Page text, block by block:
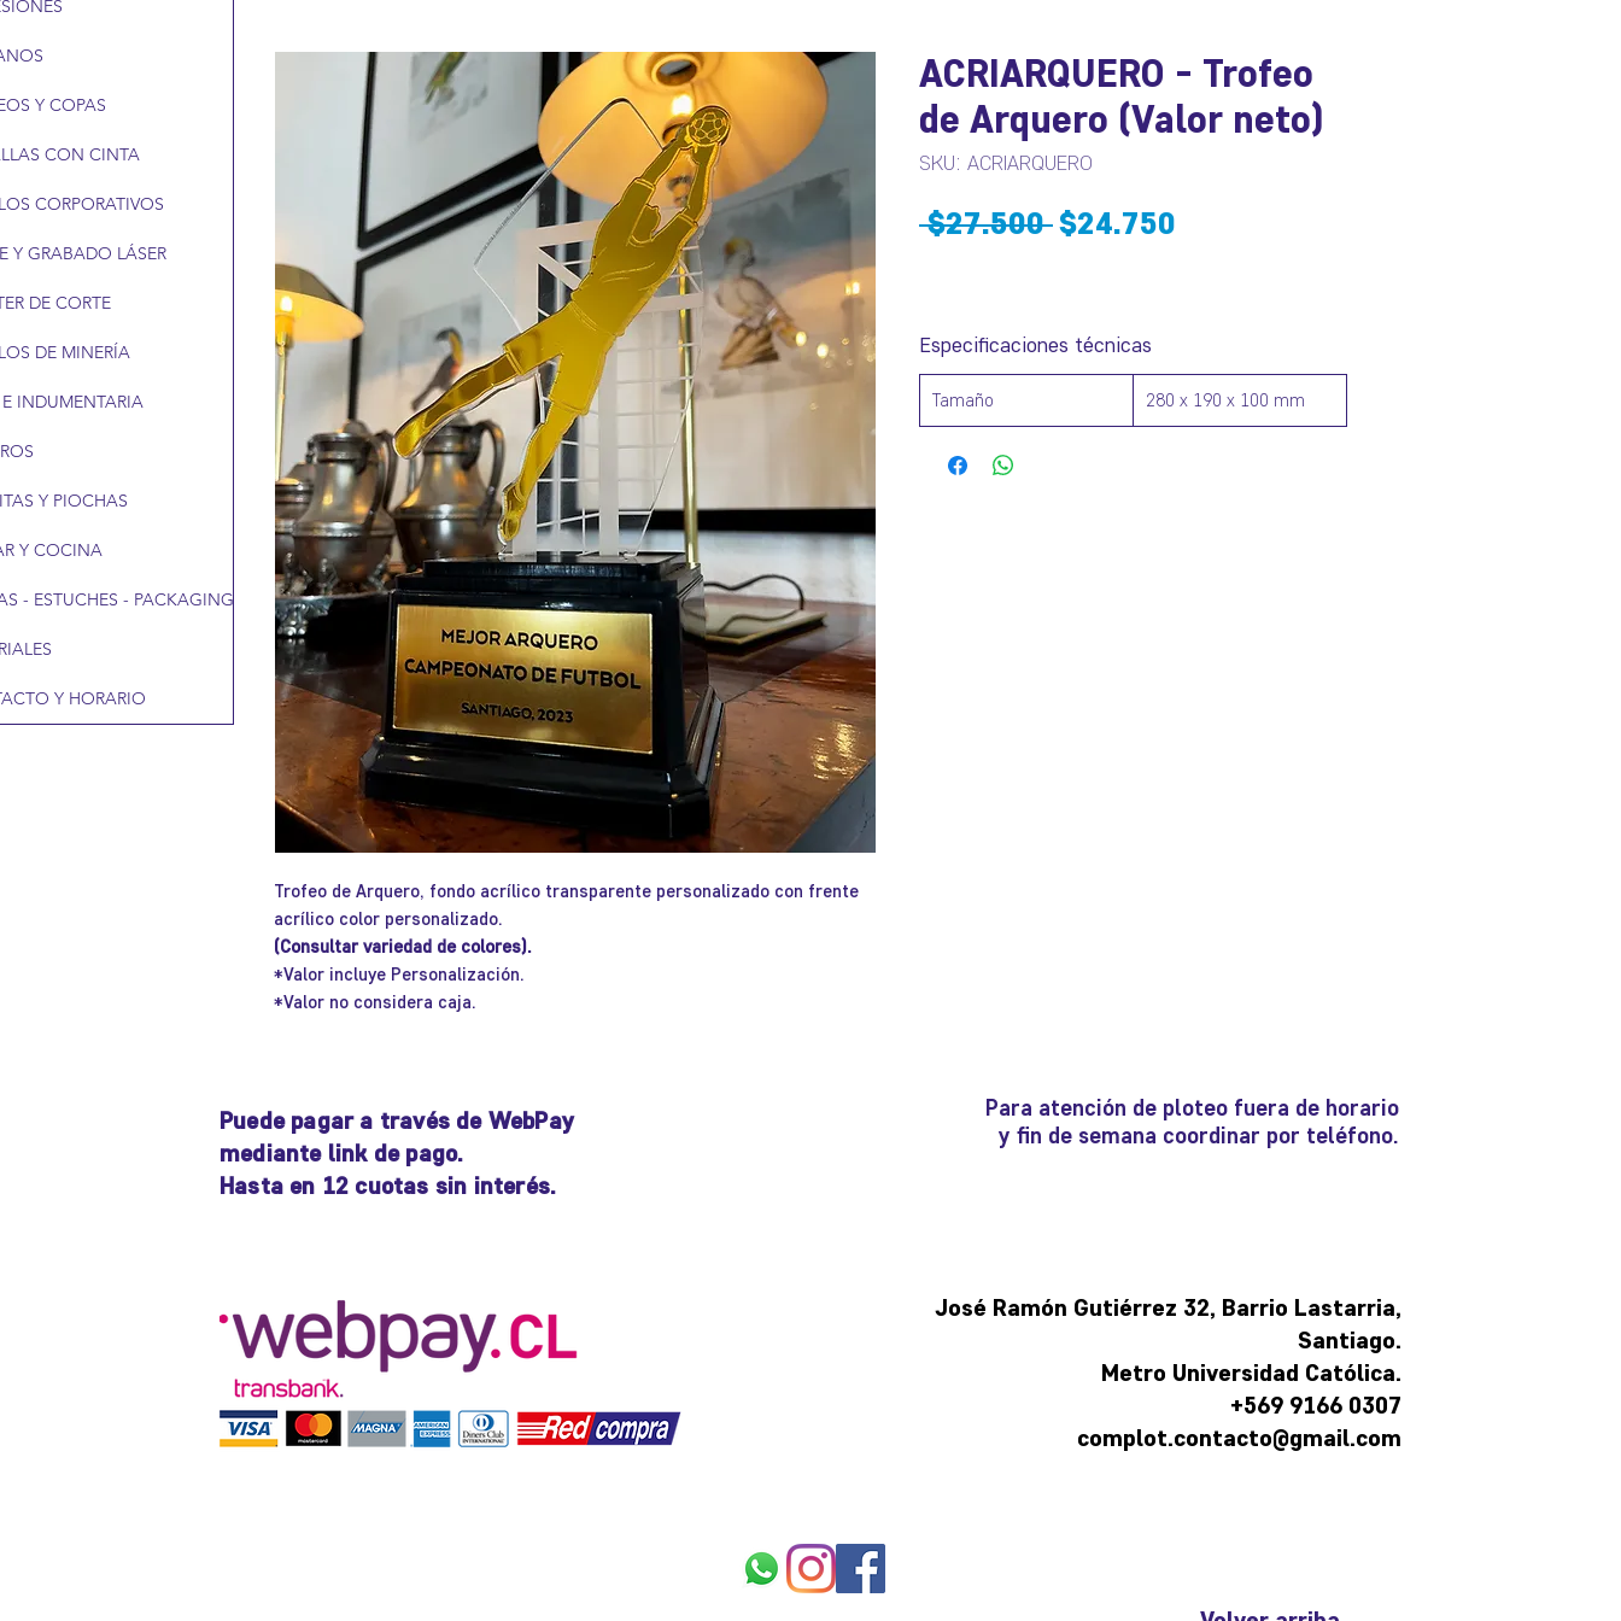
Trofeo de Arquero, fondo acrílico transparente personalizado con frente
acrílico color personalizado.
(Consultar variedad de colores).
*Valor incluye Personalización.
*Valor no considera caja.
ACRIARQUERO - Trofeo
de Arquero (Valor neto)
SKU: ACRIARQUERO
$27.500 Precio
$24.750
Especificaciones técnicas
Tamaño 280 x 190 x 100 mm
Y COPAS
CON CINTA
CORPORATIVOS
Y GRABADO LÁSER
DE CORTE
DE MINERÍA
INDUMENTARIA
Y PIOCHAS
Y COCINA
- ESTUCHES - PACKAGING
Y HORARIO
Puede pagar a través de WebPay
mediante link de pago.
Hasta en 12 cuotas sin interés.
Para atención de ploteo fuera de horario
y fin de semana coordinar por teléfono.
José Ramón Gutiérrez 32, Barrio Lastarria,
Santiago.
Metro Universidad Católica.
+569 9166 0307
complot.contacto@gmail.com